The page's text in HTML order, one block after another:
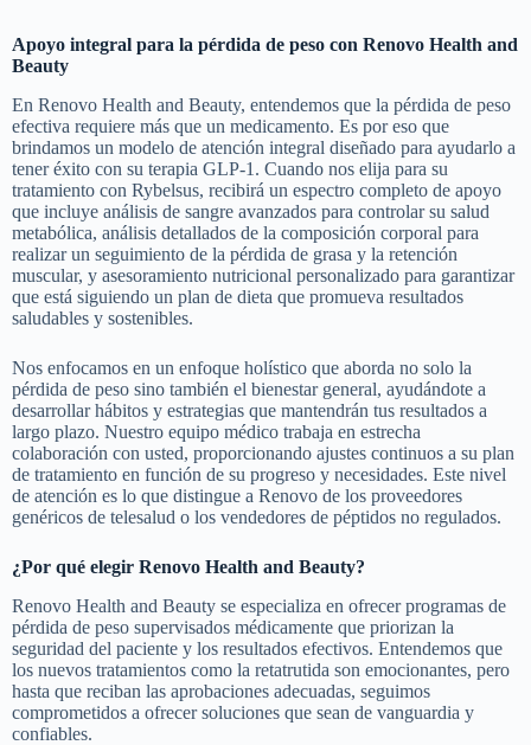
Apoyo integral para la pérdida de peso con Renovo Health and
Beauty
En Renovo Health and Beauty, entendemos que la pérdida de peso
efectiva requiere más que un medicamento. Es por eso que
brindamos un modelo de atención integral diseñado para ayudarlo a
tener éxito con su terapia GLP-1. Cuando nos elija para su
tratamiento con Rybelsus, recibirá un espectro completo de apoyo
que incluye análisis de sangre avanzados para controlar su salud
metabólica, análisis detallados de la composición corporal para
realizar un seguimiento de la pérdida de grasa y la retención
muscular, y asesoramiento nutricional personalizado para garantizar
que está siguiendo un plan de dieta que promueva resultados
saludables y sostenibles.
Nos enfocamos en un enfoque holístico que aborda no solo la
pérdida de peso sino también el bienestar general, ayudándote a
desarrollar hábitos y estrategias que mantendrán tus resultados a
largo plazo. Nuestro equipo médico trabaja en estrecha
colaboración con usted, proporcionando ajustes continuos a su plan
de tratamiento en función de su progreso y necesidades. Este nivel
de atención es lo que distingue a Renovo de los proveedores
genéricos de telesalud o los vendedores de péptidos no regulados.
¿Por qué elegir Renovo Health and Beauty?
Renovo Health and Beauty se especializa en ofrecer programas de
pérdida de peso supervisados médicamente que priorizan la
seguridad del paciente y los resultados efectivos. Entendemos que
los nuevos tratamientos como la retatrutida son emocionantes, pero
hasta que reciban las aprobaciones adecuadas, seguimos
comprometidos a ofrecer soluciones que sean de vanguardia y
confiables.